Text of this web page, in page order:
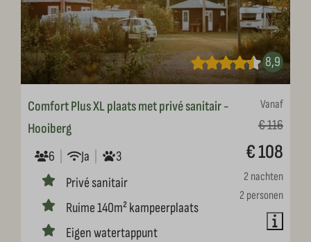
8,9
Vanaf
€ 116
€ 108
2 nachten
2 personen
Comfort Plus XL plaats met privé sanitair -
Hooiberg
6
Ja
3
Privé sanitair
Ruime 140m² kampeerplaats
Eigen watertappunt